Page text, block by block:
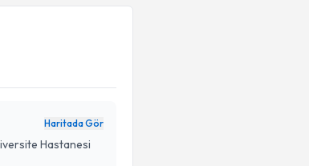
Haritada Gör
Hastanesi